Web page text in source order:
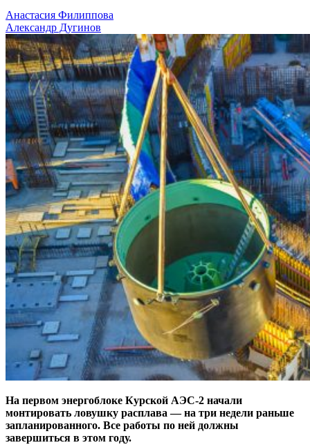
Анастасия Филиппова
Александр Дугинов
На первом энергоблоке Курской АЭС‑2 начали
монтировать ловушку расплава — на три недели раньше
запланированного. Все работы по ней должны
завершиться в этом году.